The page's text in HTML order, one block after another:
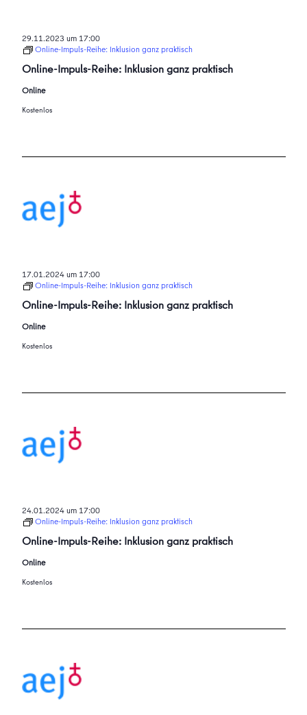
Online-Impuls-Reihe: Inklusion ganz praktisch
29.11.2023 um 17:00
Online-Impuls-Reihe: Inklusion ganz praktisch
Online
Kostenlos
Online-Impuls-Reihe: Inklusion ganz praktisch
17.01.2024 um 17:00
Online-Impuls-Reihe: Inklusion ganz praktisch
Online
Kostenlos
Online-Impuls-Reihe: Inklusion ganz praktisch
24.01.2024 um 17:00
Online-Impuls-Reihe: Inklusion ganz praktisch
Online
Kostenlos